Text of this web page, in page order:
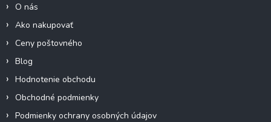
O nás
Ako nakupovať
Ceny poštovného
Blog
Hodnotenie obchodu
Obchodné podmienky
Podmienky ochrany osobných údajov